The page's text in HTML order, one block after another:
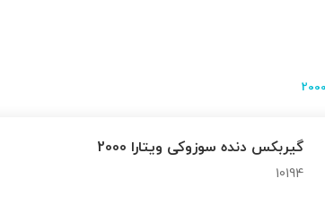
گیربكس دنده سوزوکی ویتارا 2000
10194